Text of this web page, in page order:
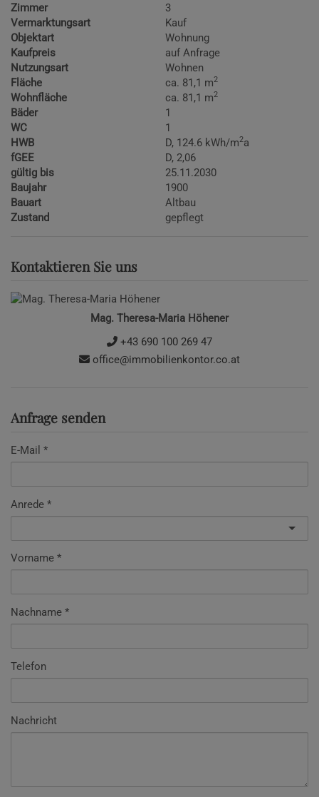
Zimmer
3
Vermarktungsart
Kauf
Objektart
Wohnung
Kaufpreis
auf Anfrage
Nutzungsart
Wohnen
Fläche
ca. 81,1 m2
Wohnfläche ca. 81,1 m2
Bäder
1
WC
1
HWB
D, 124.6 kWh/m2a
fGEE
D, 2,06
gültig bis
25.11.2030
Baujahr
1900
Bauart
Altbau
Zustand
gepflegt
Kontaktieren Sie uns
Mag. Theresa-Maria Höhener
+43 690 100 269 47
office@immobilienkontor.co.at
Anfrage senden
E-Mail
Anrede
Vorname
Nachname
Telefon
Nachricht